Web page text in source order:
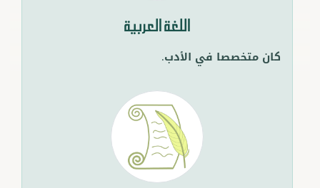
اللغة العربية
كان متخصصا في الأدب.